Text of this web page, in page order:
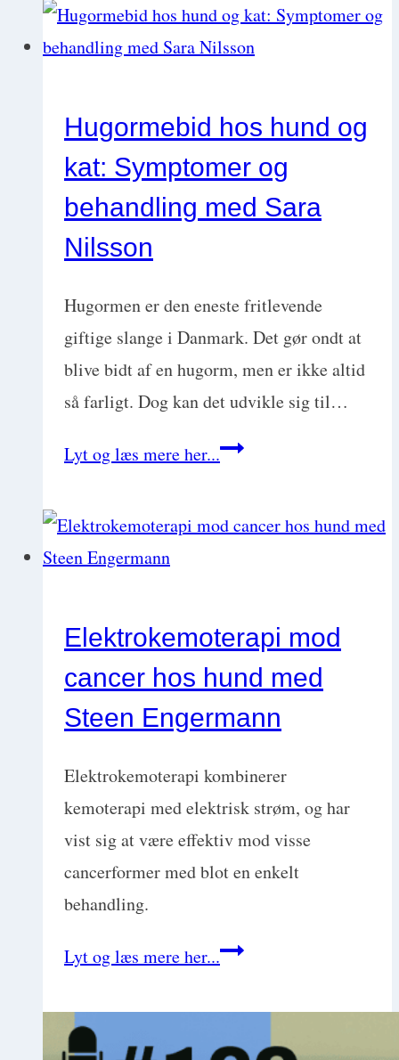
et
bare
noget
pjat,
eller
Kjær
Hugormebid hos hund og
kat: Symptomer og
behandling med Sara
Nilsson
Hugormen er den eneste fritlevende
giftige slange i Danmark. Det gør ondt at
blive bidt af en hugorm, men er ikke altid
så farligt. Dog kan det udvikle sig til…
Lyt og læs mere her...Hugormebid
hund
og
behandling
med
Sara
Nilsson
Elektrokemoterapi mod
cancer hos hund med
Steen Engermann
Elektrokemoterapi kombinerer
kemoterapi med elektrisk strøm, og har
vist sig at være effektiv mod visse
cancerformer med blot en enkelt
behandling.
Lyt og læs mere her...Elektrokemoterapi
cancer
hos